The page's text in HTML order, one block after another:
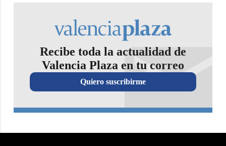
Recibe toda la actualidad de
Valencia Plaza en tu correo
Quiero suscribirme